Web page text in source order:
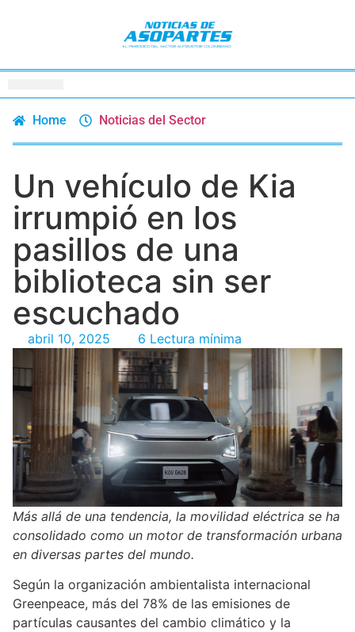
Home Noticias del Sector
Un vehículo de Kia
irrumpió en los
pasillos de una
biblioteca sin ser
escuchado
abril 10, 2025 6 Lectura mínima
Más allá de una tendencia, la movilidad eléctrica se ha
consolidado como un motor de transformación urbana
en diversas partes del mundo.
Según la organización ambientalista internacional
Greenpeace, más del 78% de las emisiones de
partículas causantes del cambio climático y la